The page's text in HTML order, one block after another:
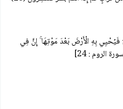
فَيُحْيِي بِهِ الْأَرْضَ بَعْدَ مَوْتِهَا ۚ إِنَّ فِي